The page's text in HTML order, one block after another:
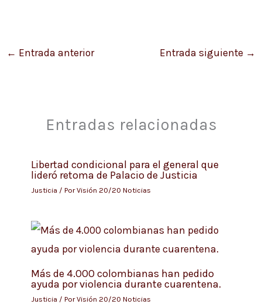
← Entrada anterior Entrada siguiente →
Entradas relacionadas
Libertad condicional para el general que
lideró retoma de Palacio de Justicia
Justicia / PorVisión 20/20 Noticias
Más de 4.000 colombianas han pedido
ayuda por violencia durante cuarentena.
Justicia / PorVisión 20/20 Noticias